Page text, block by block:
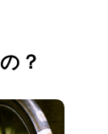
？